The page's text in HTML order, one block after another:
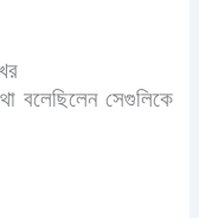
বলেছিলেন সেগুলিকে